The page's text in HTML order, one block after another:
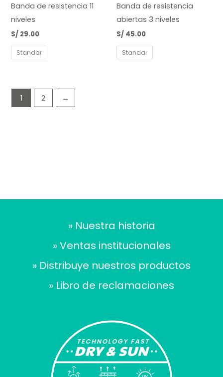
Banda de resistencia 11
niveles
S/ 29.00
Standar
Banda de resistencia
abiertas 3 niveles
S/ 45.00
Standar
1 2 →
» Nuestra historia
» Ventas institucionales
» Distribuye nuestros productos
» Libro de reclamaciones